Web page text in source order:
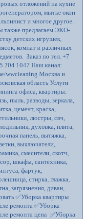
отложений на кухне
мытье окон
и многое другое.
также предлагаем ЭКО-
детских игрушек,
комнат и различных
Заказ по тел. +7
204 1047 Наш канал:
wwcleaning Москва и
область Услуги
офиса, квартиры:
пыль, разводы, зеркала,
цемент, краска,
люстры, свч,
духовка, плита,
панель, вытяжка,
выключатели,
смесители, скотч,
шкафы, сантехника,
фартук,
стирка, глажка,
загрязнения, диван,
✅Уборка квартиры
ремонта ✅Уборка
ремонта цена ✅Уборка